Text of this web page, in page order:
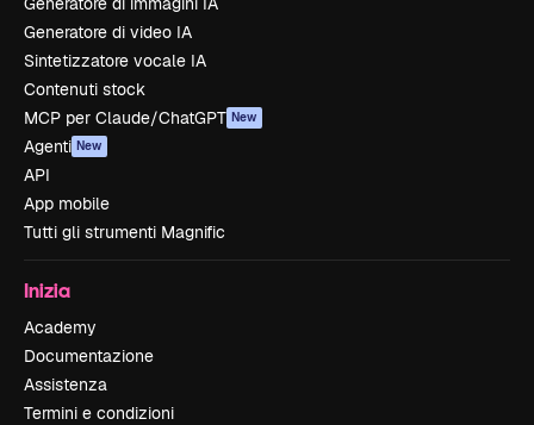
Generatore di video IA
Sintetizzatore vocale IA
Contenuti stock
MCP per Claude/ChatGPT New
Agenti New
API
App mobile
Tutti gli strumenti Magnific
Inizia
Academy
Documentazione
Assistenza
Termini e condizioni